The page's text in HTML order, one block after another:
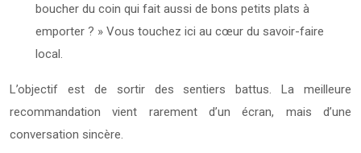
boucher du coin qui fait aussi de bons petits plats à
emporter ? » Vous touchez ici au cœur du savoir-faire
local.
L’objectif est de sortir des sentiers battus. La meilleure
recommandation vient rarement d’un écran, mais d’une
conversation sincère.